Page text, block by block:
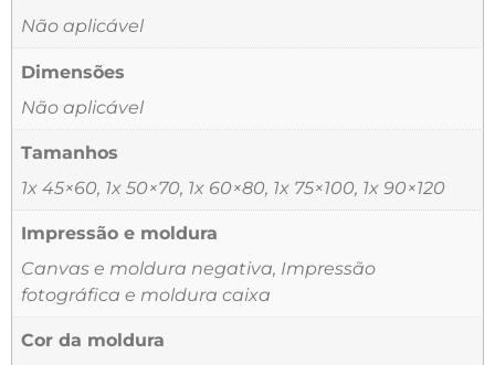
Não aplicável
Dimensões
Não aplicável
Tamanhos
1x 45×60, 1x 50×70, 1x 60×80, 1x 75×100, 1x 90×120
Impressão e moldura
Canvas e moldura negativa, Impressão
fotográfica e moldura caixa
Cor da moldura